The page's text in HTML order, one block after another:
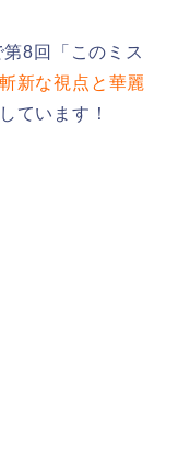
8回「このミス
斬新な視点と華麗
ています！